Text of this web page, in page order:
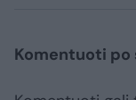
Komentuoti